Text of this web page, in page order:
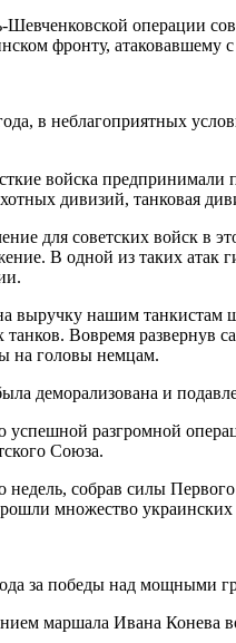
Шевченковской операции
фронту, атаковавшему с
в неблагоприятных
войска предпринимали
дивизий, танковая
для советских войск в
В одной из таких атак
выручку нашим танкистам
танков. Вовремя
на головы немцам.
деморализована и
успешной разгромной
Союза.
недель, собрав силы
множество
за победы над мощными
маршала Ивана Конева